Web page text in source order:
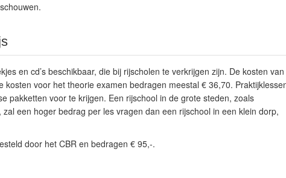
en cd’s beschikbaar, die bij rijscholen te verkrijgen zijn. De kosten van
voor het theorie examen bedragen meestal € 36,70.
pakketten voor te krijgen. Een rijschool in de grote steden, zoals
een hoger bedrag per les vragen dan een rijschool in een klein dorp,
door het CBR en bedragen € 95,-.